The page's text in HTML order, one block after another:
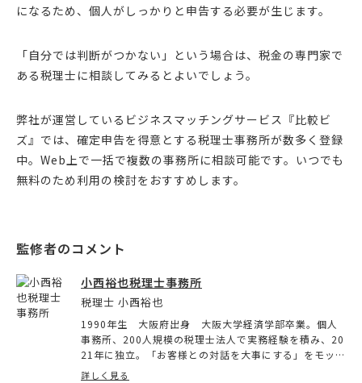
になるため、個人がしっかりと申告する必要が生じます。
「自分では判断がつかない」という場合は、税金の専門家で
ある税理士に相談してみるとよいでしょう。
弊社が運営しているビジネスマッチングサービス『比較ビ
ズ』では、確定申告を得意とする税理士事務所が数多く登録
中。Web上で一括で複数の事務所に相談可能です。いつでも
無料のため利用の検討をおすすめします。
小西裕也税理士事務所
税理士 小西裕也
1990年生 大阪府出身 大阪大学経済学部卒業。個人
事務所、200人規模の税理士法人で実務経験を積み、20
21年に独立。「お客様との対話を大事にする」をモット
ーに、クラウド会計を活用し、顧客に合わせた節税策や
詳しく見る